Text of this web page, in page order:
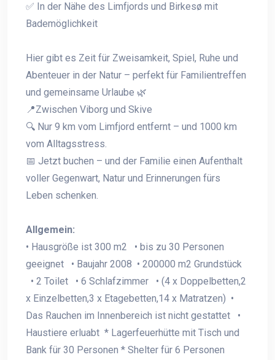
✅ In der Nähe des Limfjords und Birkesø mit
Bademöglichkeit
Hier gibt es Zeit für Zweisamkeit, Spiel, Ruhe und
Abenteuer in der Natur – perfekt für Familientreffen
und gemeinsame Urlaube 🌿
📍Zwischen Viborg und Skive
🔍 Nur 9 km vom Limfjord entfernt – und 1000 km
vom Alltagsstress.
📅 Jetzt buchen – und der Familie einen Aufenthalt
voller Gegenwart, Natur und Erinnerungen fürs
Leben schenken.
Allgemein:
• Hausgröße ist 300 m2 • bis zu 30 Personen
geeignet • Baujahr 2008 • 200000 m2 Grundstück
• 2 Toilet • 6 Schlafzimmer • (4 x Doppelbetten,2
x Einzelbetten,3 x Etagebetten,14 x Matratzen) •
Das Rauchen im Innenbereich ist nicht gestattet •
Haustiere erluabt * Lagerfeuerhütte mit Tisch und
Bank für 30 Personen * Shelter für 6 Personen